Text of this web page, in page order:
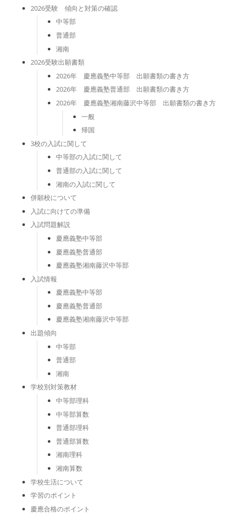
2026受験 傾向と対策の確認
中等部
普通部
湘南
2026受験出願書類
2026年 慶應義塾中等部 出願書類の書き方
2026年 慶應義塾普通部 出願書類の書き方
2026年 慶應義塾湘南藤沢中等部 出願書類の書き方
一般
帰国
3校の入試に関して
中等部の入試に関して
普通部の入試に関して
湘南の入試に関して
併願校について
入試に向けての準備
入試問題解説
慶應義塾中等部
慶應義塾普通部
慶應義塾湘南藤沢中等部
入試情報
慶應義塾中等部
慶應義塾普通部
慶應義塾湘南藤沢中等部
出題傾向
中等部
普通部
湘南
学校別対策教材
中等部理科
中等部算数
普通部理科
普通部算数
湘南理科
湘南算数
学校生活について
学習のポイント
慶應合格のポイント